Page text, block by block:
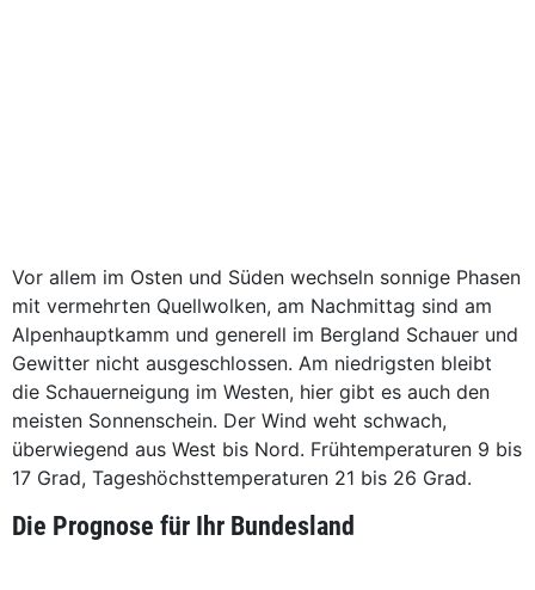
Vor allem im Osten und Süden wechseln sonnige Phasen
mit vermehrten Quellwolken, am Nachmittag sind am
Alpenhauptkamm und generell im Bergland Schauer und
Gewitter nicht ausgeschlossen. Am niedrigsten bleibt
die Schauerneigung im Westen, hier gibt es auch den
meisten Sonnenschein. Der Wind weht schwach,
überwiegend aus West bis Nord. Frühtemperaturen 9 bis
17 Grad, Tageshöchsttemperaturen 21 bis 26 Grad.
Die Prognose für Ihr Bundesland